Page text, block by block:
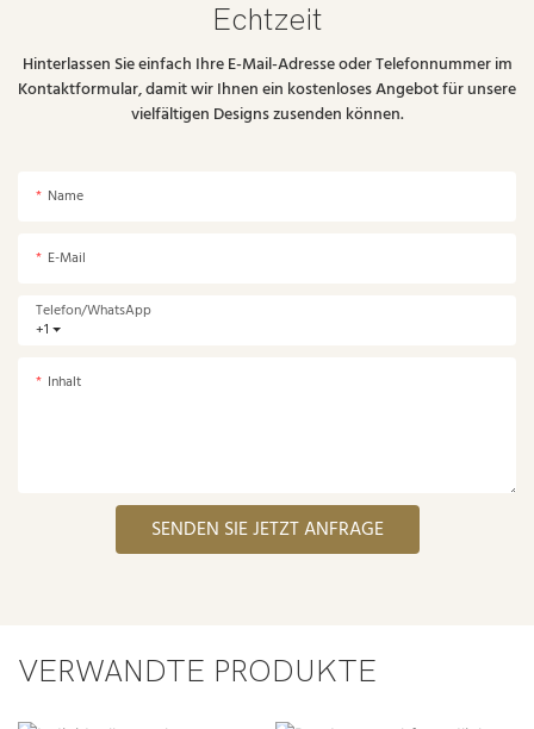
Echtzeit
Hinterlassen Sie einfach Ihre E-Mail-Adresse oder Telefonnummer im
Kontaktformular, damit wir Ihnen ein kostenloses Angebot für unsere
vielfältigen Designs zusenden können.
Name
E-Mail
+1
Telefon/WhatsApp
Inhalt
SENDEN SIE JETZT ANFRAGE
VERWANDTE PRODUKTE